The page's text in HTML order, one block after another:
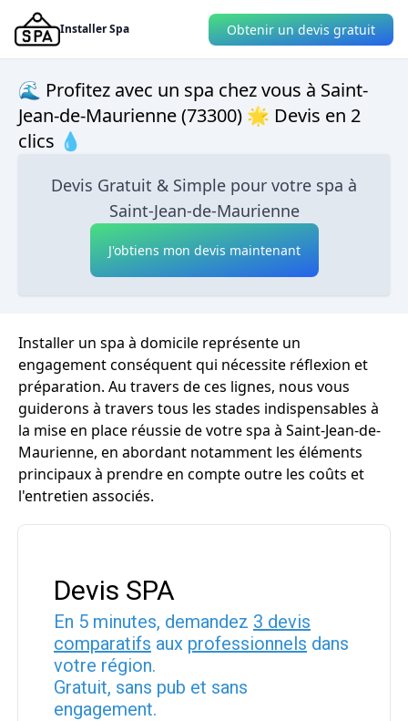
Installer Spa Obtenir un devis gratuit
🌊 Profitez avec un spa chez vous à Saint-
Jean-de-Maurienne (73300) 🌟 Devis en 2
clics 💧
Devis Gratuit & Simple pour votre spa à
Saint-Jean-de-Maurienne
J'obtiens mon devis maintenant
Installer un spa à domicile représente un
engagement conséquent qui nécessite réflexion et
préparation. Au travers de ces lignes, nous vous
guiderons à travers tous les stades indispensables à
la mise en place réussie de votre spa à Saint-Jean-de-
Maurienne, en abordant notamment les éléments
principaux à prendre en compte outre les coûts et
l'entretien associés.
Devis SPA
En 5 minutes, demandez 3 devis
comparatifs aux professionnels dans
votre région.
Gratuit, sans pub et sans
engagement.